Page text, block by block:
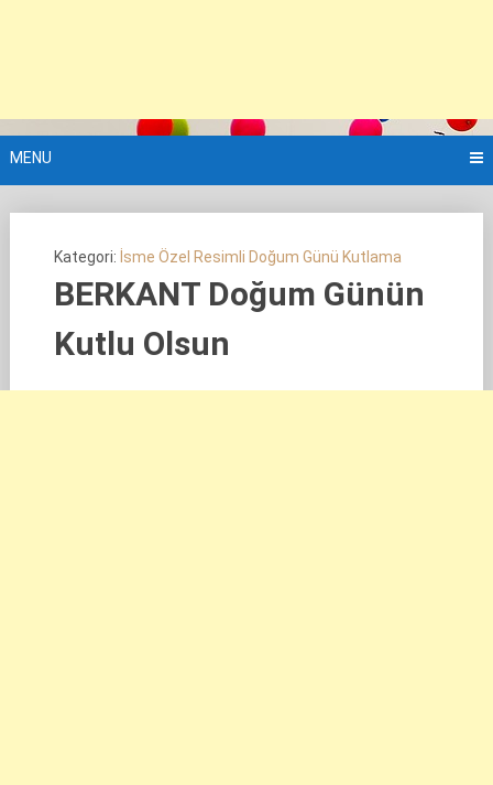
MENU
Kategori: İsme Özel Resimli Doğum Günü Kutlama
BERKANT Doğum Günün
Kutlu Olsun